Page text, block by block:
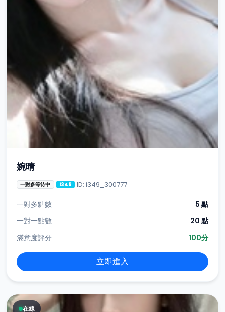
婉晴
一對多等待中 i349 ID: i349_300777
一對多點數
5 點
一對一點數
20 點
滿意度評分
100分
立即進入
在線